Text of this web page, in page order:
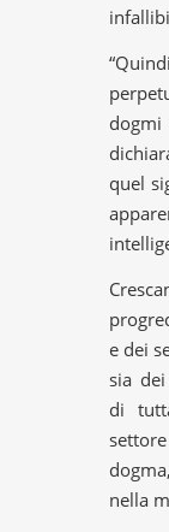
dogmi
quel
e dei
sia
di
nella